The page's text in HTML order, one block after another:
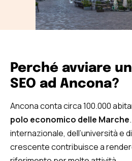
Perché avviare
SEO ad Ancona?
Ancona conta circa 100.000
polo economico delle Marche
internazionale, dell’università e
crescente contribuisce a